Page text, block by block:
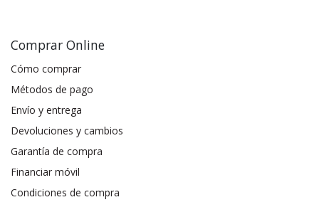
Comprar Online
Cómo comprar
Métodos de pago
Envío y entrega
Devoluciones y cambios
Garantía de compra
Financiar móvil
Condiciones de compra